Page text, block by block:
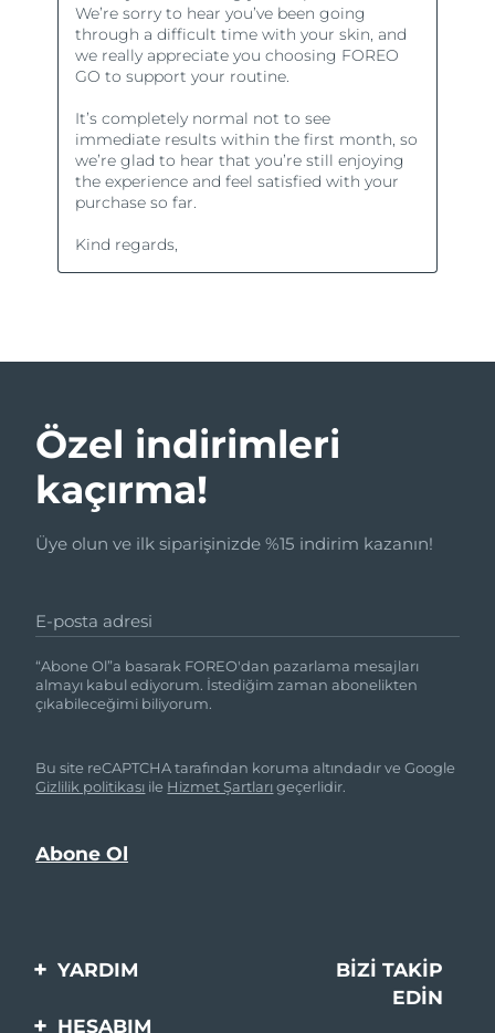
Özel indirimleri
kaçırma!
Üye olun ve ilk siparişinizde %15 indirim kazanın!
E-posta adresi
“Abone Ol”a basarak FOREO'dan pazarlama mesajları
almayı kabul ediyorum. İstediğim zaman abonelikten
çıkabileceğimi biliyorum.
Bu site reCAPTCHA tarafından koruma altındadır ve Google
Gizlilik politikası ile Hizmet Şartlarıgeçerlidir.
YARDIM
Bi̇zi̇mle İleti̇şi̇me Geçi̇n
BIZI TAKIP
EDIN
HESABIM